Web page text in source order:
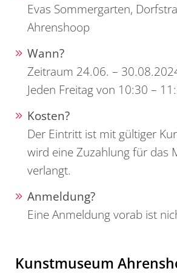
Evas Sommergarten,
Ahrenshoop
Wann?
Zeitraum 24.06. –
Jeden Freitag von 10:30 –
Kosten?
Der Eintritt ist mit gültiger
wird eine Zuzahlung für das
verlangt.
Anmeldung?
Eine Anmeldung vorab ist
Kunstmuseum